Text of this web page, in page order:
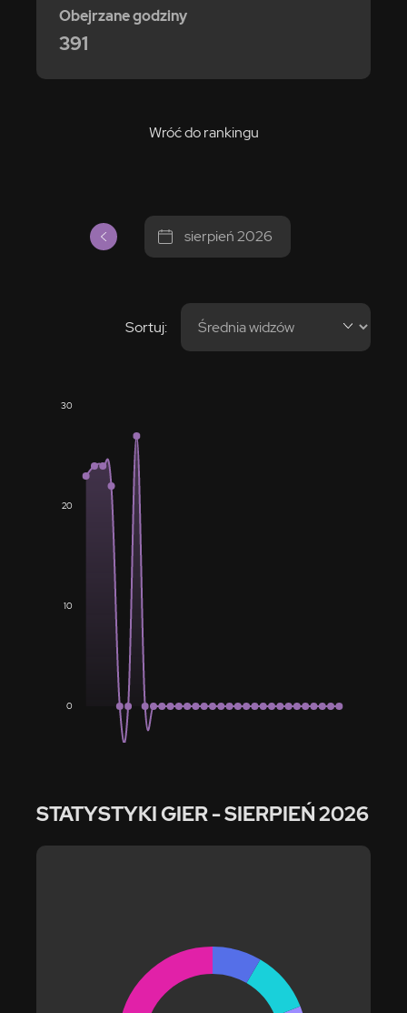
Wróć do rankingu
Obejrzane godziny
391
sierpień 2026
Sortuj:
0
10
20
30
STATYSTYKI GIER- SIERPIEŃ 2026